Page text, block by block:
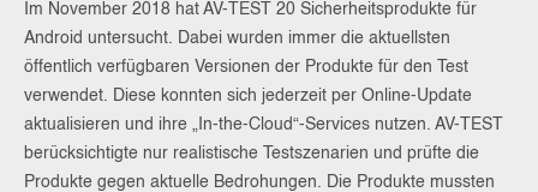
Im November 2018 hat AV-TEST 20 Sicherheitsprodukte für
Android untersucht. Dabei wurden immer die aktuellsten
öffentlich verfügbaren Versionen der Produkte für den Test
verwendet. Diese konnten sich jederzeit per Online-Update
aktualisieren und ihre „In-the-Cloud“-Services nutzen. AV-TEST
berücksichtigte nur realistische Testszenarien und prüfte die
Produkte gegen aktuelle Bedrohungen. Die Produkte mussten